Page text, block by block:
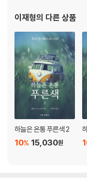
이재형의 다른 상품
하늘은 온통 푸른색 2
15,030원
10%